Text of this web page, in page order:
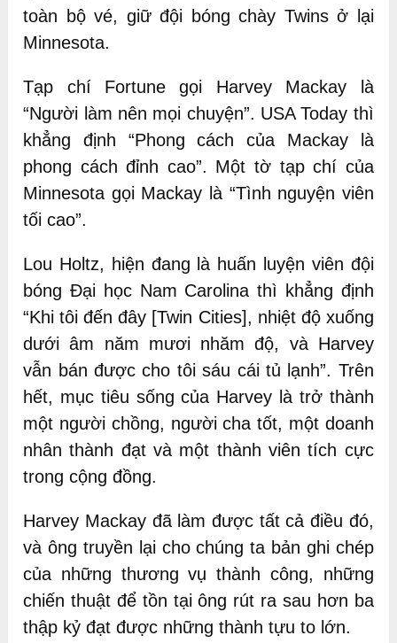
toàn bộ vé, giữ đội bóng chày Twins ở lại
Minnesota.
Tạp chí Fortune gọi Harvey Mackay là
“Người làm nên mọi chuyện”. USA Today thì
khẳng định “Phong cách của Mackay là
phong cách đỉnh cao”. Một tờ tạp chí của
Minnesota gọi Mackay là “Tình nguyện viên
tối cao”.
Lou Holtz, hiện đang là huấn luyện viên đội
bóng Đại học Nam Carolina thì khẳng định
“Khi tôi đến đây [Twin Cities], nhiệt độ xuống
dưới âm năm mươi nhăm độ, và Harvey
vẫn bán được cho tôi sáu cái tủ lạnh”. Trên
hết, mục tiêu sống của Harvey là trở thành
một người chồng, người cha tốt, một doanh
nhân thành đạt và một thành viên tích cực
trong cộng đồng.
Harvey Mackay đã làm được tất cả điều đó,
và ông truyền lại cho chúng ta bản ghi chép
của những thương vụ thành công, những
chiến thuật để tồn tại ông rút ra sau hơn ba
thập kỷ đạt được những thành tựu to lớn.